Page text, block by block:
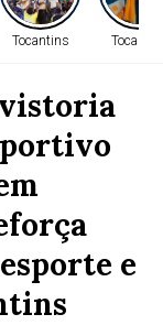
Tocantins
e